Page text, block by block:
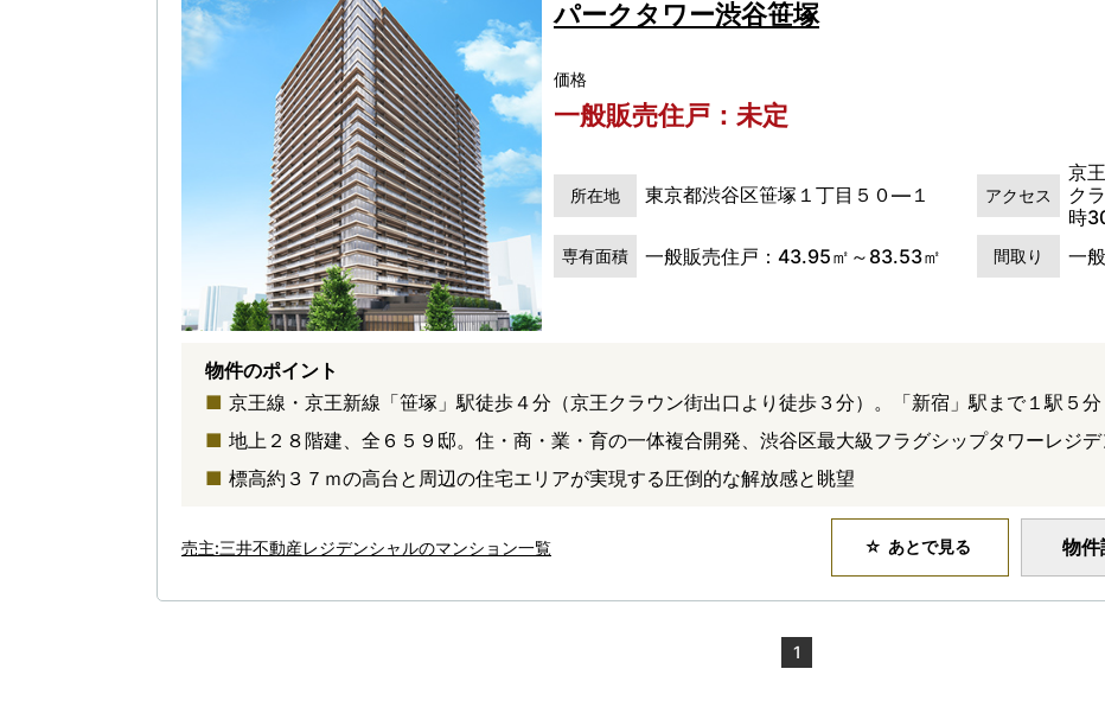
パークタワー渋谷笹塚
価格
一般販売住戸：未定
所在地 東京都渋谷区笹塚１丁目５０―１ アクセス
京
ク
時
専有面積 一般販売住戸：43.95㎡～83.53㎡ 間取り 一
物件のポイント
京王線・京王新線「笹塚」駅徒歩４分（京王クラウン街出口より徒歩３分）。「新宿」駅まで１駅５分
地上２８階建、全６５９邸。住・商・業・育の一体複合開発、渋谷区最大級フラグシップタワーレジデ
標高約３７ｍの高台と周辺の住宅エリアが実現する圧倒的な解放感と眺望
売主:三井不動産レジデンシャルのマンション一覧 あとで見る 物件
1